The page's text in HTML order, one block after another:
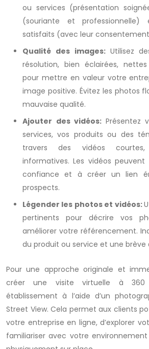
ou services (présentation
(souriante et
satisfaits (avec leur
Qualité des images: Utilisez
résolution, bien éclairées,
pour mettre en valeur votre
image positive. Évitez les photos
mauvaise qualité.
Ajouter des vidéos: Présentez
services, vos produits ou des
travers des vidéos
informatives. Les vidéos
confiance et à créer un lien
prospects.
Légender les photos et vidéos:
pertinents pour décrire vos
améliorer votre référencement.
du produit ou service et une brève
Pour une approche originale et
créer une visite virtuelle à
établissement à l’aide d’un
Street View. Cela permet aux clients
votre entreprise en ligne, d’explorer
familiariser avec votre